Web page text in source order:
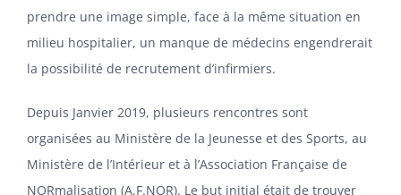
prendre une image simple, face à la même situation en
milieu hospitalier, un manque de médecins engendrerait
la possibilité de recrutement d’infirmiers.
Depuis Janvier 2019, plusieurs rencontres sont
organisées au Ministère de la Jeunesse et des Sports, au
Ministère de l’Intérieur et à l’Association Française de
NORmalisation (A.F.NOR). Le but initial était de trouver